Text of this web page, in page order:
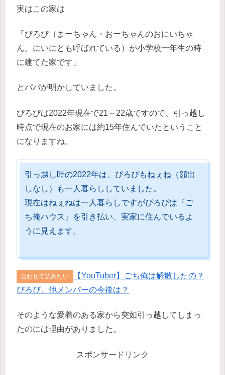
実はこの家は
「ぴろぴ（まーちゃん・おーちゃんのおにいちゃ
ん。にいにとも呼ばれている）が小学校一年生の時
に建てた家です」
とパパが明かしていました。
ぴろぴは2022年現在で21～22歳ですので、引っ越し
時点で現在のお家には約15年住んでいたということ
になりますね。
引っ越し時の2022年は、ぴろぴもねぇね（顔出
しなし）も一人暮らししていました。
現在はねぇねは一人暮らしですがぴろぴは『ご
ち俺ハウス』を引き払い、実家に住んでいるよ
うに見えます。
合わせて読みたい
【YouTuber】ごち俺は解散したの？
ぴろぴ、他メンバーの今後は？
そのような愛着のある家から突如引っ越してしまっ
たのには理由がありました。
スポンサードリンク